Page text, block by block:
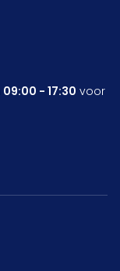
09:00 - 17:30 voor